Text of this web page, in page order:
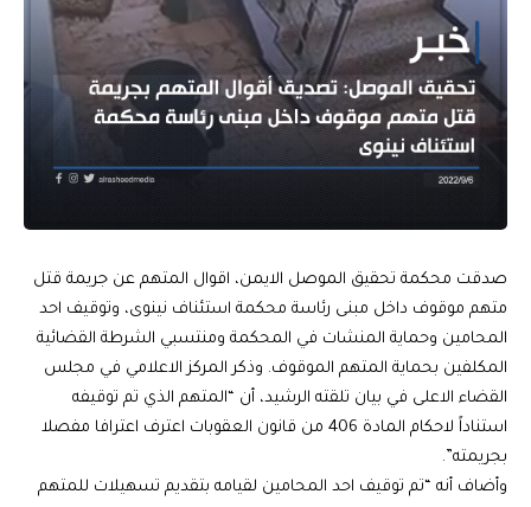
صدقت محكمة تحقيق الموصل الايمن، اقوال المتهم عن جريمة قتل
متهم موقوف داخل مبنى رئاسة محكمة استئناف نينوى، وتوقيف احد
المحامين وحماية المنشات في المحكمة ومنتسبي الشرطة القضائية
المكلفين بحماية المتهم الموقوف. وذكر المركز الاعلامي في مجلس
القضاء الاعلى في بيان تلقته الرشيد، أن “المتهم الذي تم توقيفه
استناداً لاحكام المادة 406 من قانون العقوبات اعترف اعترافا مفصلا
بجريمته”.
وأضاف أنه “تم توقيف احد المحامين لقيامه بتقديم تسهيلات للمتهم